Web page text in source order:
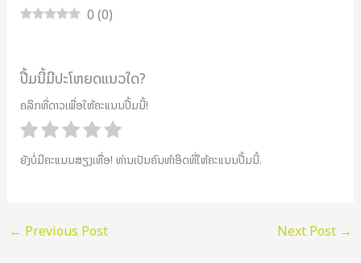
0 (0)
ປື້ມນີ້ມີປະໂຫຍດແນວໃດ?
ຄລິກທີ່ດາວເພື່ອໃຫ້ຄະແນນປື້ມນີ້!
ຍັງບໍ່ມີຄະແນນສຽງເທື່ອ! ທ່ານເປັນຄົນທຳອິດທີ່ໃຫ້ຄະແນນປື້ມນີ້.
← Previous Post Next Post →